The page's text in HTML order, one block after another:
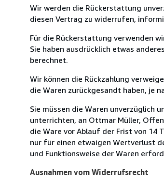
Wir werden die Rückerstattung
diesen Vertrag zu widerrufen,
Für die Rückerstattung verwenden
Sie haben ausdrücklich etwas
berechnet.
Wir können die Rückzahlung
die Waren zurückgesandt haben, je
Sie müssen die Waren unverzüglich
unterrichten, an Ottmar Müller,
die Ware vor Ablauf der Frist von 14
nur für einen etwaigen Wertverlust
und Funktionsweise der Waren
Ausnahmen vom Widerrufsrecht